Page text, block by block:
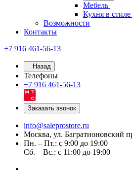
Мебель
Кухня в
Возможности
Контакты
+7 916 461-56-13
Назад
Телефоны
+7 916 461-56-13
Заказать звонок
info@saleprostore.ru
Москва, ул. Багратионовский
Пн. – Пт.: с 9:00 до 19:00
Сб. – Вс.: с 11:00 до 19:00